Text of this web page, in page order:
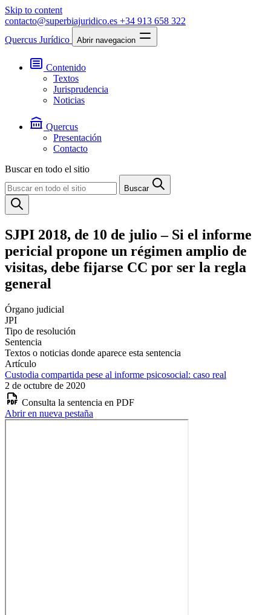
Skip to content
contacto@superbiajuridico.es +34 913 658 322
Quercus Jurídico
Abrir navegacion
Contenido
Textos
Jurisprudencia
Noticias
Quercus
Presentación
Contacto
Buscar en todo el sitio
Buscar
SJPI 2018, de 10 de julio – Si el informe
pericial propone un régimen amplio de
visitas, debe fijarse CC por ser la regla
general
Órgano judicial
JPI
Tipo de resolución
Sentencia
Textos o noticias donde aparece esta sentencia
Artículo
Custodia compartida pese al informe psicosocial: caso real
2 de octubre de 2020
Consulta la sentencia en PDF
Abrir en nueva pestaña